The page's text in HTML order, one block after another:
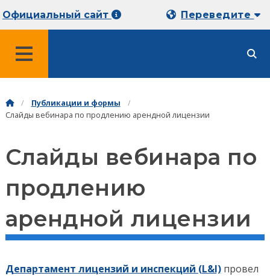
Официальный сайт Переведите
Публикации и формы
Слайды вебинара по продлению арендной лицензии
Слайды вебинара по
продлению
арендной лицензии
Департамент лицензий и инспекций (L&I)провел